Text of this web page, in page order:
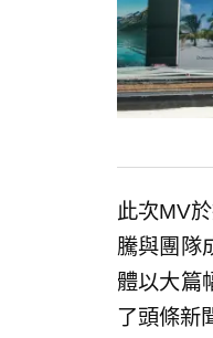
此次MV
騰與團隊
體以大篇
了頭條新